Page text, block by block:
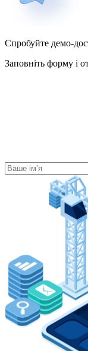
Спробуйте демо-
Заповніть форму і